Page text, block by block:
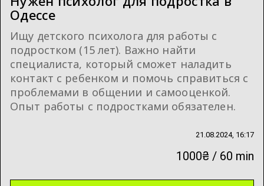
Одессе
Ищу детского психолога для работы с
подростком (15 лет). Важно найти
специалиста, который сможет наладить
контакт с ребенком и помочь справиться с
проблемами в общении и самооценкой.
Опыт работы с подростками обязателен.
21.08.2024, 16:17
1000₴ / 60 min